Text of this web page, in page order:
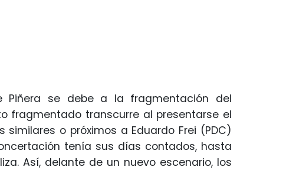
se debe a la fragmentación del
fragmentado transcurre al presentarse el
o próximos a Eduardo Frei (PDC)
tenía sus días contados, hasta
Así, delante de un nuevo escenario, los